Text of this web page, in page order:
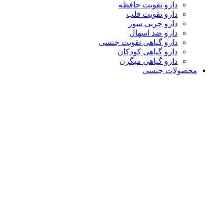
دارو تقویت حافظه
دارو تقویت قلب
دارو چربی سوز
دارو ضد اسهال
دارو گیاهی تقویت جنسی
دارو گیاهی کودکان
دارو گیاهی میگرن
محصولات جنسی